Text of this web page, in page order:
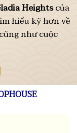
Heightscủa
hiểu kỹ hơn về
như cuộc